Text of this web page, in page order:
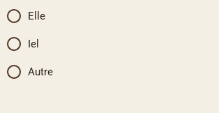
Elle
Iel
Autre